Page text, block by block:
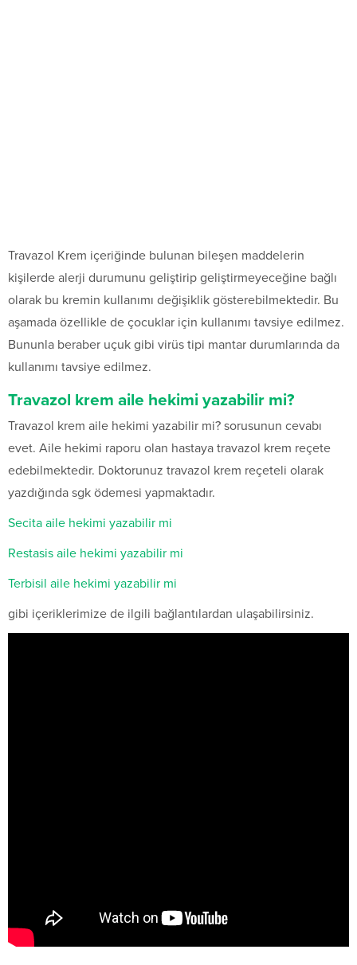
Travazol Krem içeriğinde bulunan bileşen maddelerin
kişilerde alerji durumunu geliştirip geliştirmeyeceğine bağlı
olarak bu kremin kullanımı değişiklik gösterebilmektedir. Bu
aşamada özellikle de çocuklar için kullanımı tavsiye edilmez.
Bununla beraber uçuk gibi virüs tipi mantar durumlarında da
kullanımı tavsiye edilmez.
Travazol krem aile hekimi yazabilir mi?
Travazol krem aile hekimi yazabilir mi? sorusunun cevabı
evet. Aile hekimi raporu olan hastaya travazol krem reçete
edebilmektedir. Doktorunuz travazol krem reçeteli olarak
yazdığında sgk ödemesi yapmaktadır.
Secita aile hekimi yazabilir mi
Restasis aile hekimi yazabilir mi
Terbisil aile hekimi yazabilir mi
gibi içeriklerimize de ilgili bağlantılardan ulaşabilirsiniz.